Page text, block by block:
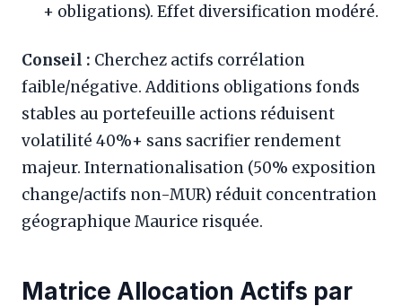
+ obligations). Effet diversification modéré.
Conseil : Cherchez actifs corrélation
faible/négative. Additions obligations fonds
stables au portefeuille actions réduisent
volatilité 40%+ sans sacrifier rendement
majeur. Internationalisation (50% exposition
change/actifs non-MUR) réduit concentration
géographique Maurice risquée.
Matrice Allocation Actifs par